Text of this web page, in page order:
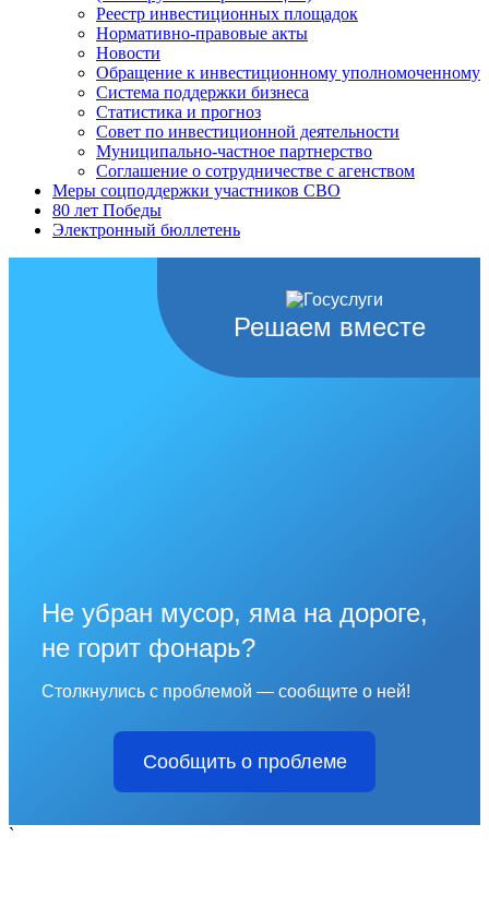
Реестр инвестиционных площадок
Нормативно-правовые акты
Новости
Обращение к инвестиционному уполномоченному
Система поддержки бизнеса
Статистика и прогноз
Совет по инвестиционной деятельности
Муниципально-частное партнерство
Соглашение о сотрудничестве с агенством
Меры соцподдержки участников СВО
80 лет Победы
Электронный бюллетень
Решаем вместе
Не убран мусор, яма на дороге,
не горит фонарь?
Столкнулись с проблемой — сообщите о ней!
Сообщить о проблеме
`